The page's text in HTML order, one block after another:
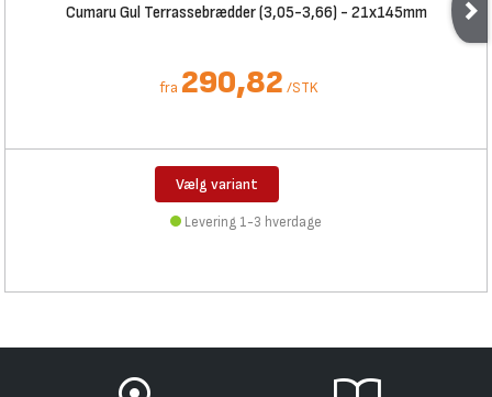
Cumaru Gul Terrassebrædder (3,05-3,66) - 21x145mm
fra 290,82 /STK
Vælg variant
Levering 1-3 hverdage